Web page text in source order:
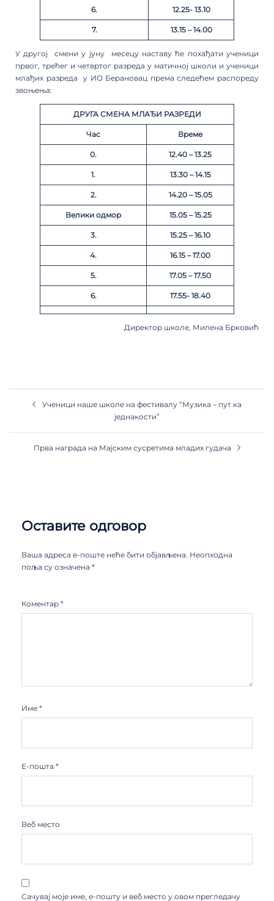
6. 12.25- 13.10
7. 13.15 – 14.00
У другој смени у јуну месецу наставу ће похађати ученици
првог, трећег и четвртог разреда у матичној школи и ученици
млађих разреда у ИО Берановац према следећем распореду
звоњења:
ДРУГА СМЕНА МЛАЂИ РАЗРЕДИ
Час Време
0. 12.40 – 13.25
1. 13.30 – 14.15
2. 14.20 – 15.05
Велики одмор 15.05 – 15.25
3. 15.25 – 16.10
4. 16.15 – 17.00
5. 17.05 – 17.50
6. 17.55- 18.40
Директор школе, Милена Брковић
Ученици наше школе на фестивалу “Музика – пут ка
једнакости”
Прва награда на Мајским сусретима младих гудача
Оставите одговор
Ваша адреса е-поште неће бити објављена. Неопходна
поља су означена *
Коментар *
Име *
Е-пошта *
Веб место
Сачувај моје име, е-пошту и веб место у овом прегледачу